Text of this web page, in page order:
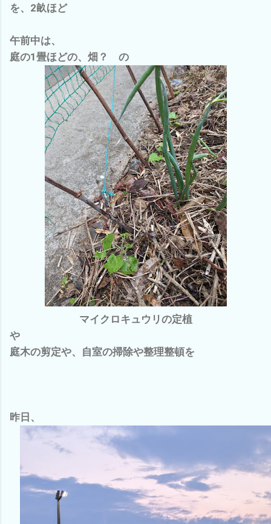
を、2畝ほど
午前中は、
庭の1畳ほどの、畑？ の
マイクロキュウリの定植
や
庭木の剪定や、自室の掃除や整理整頓を
昨日、